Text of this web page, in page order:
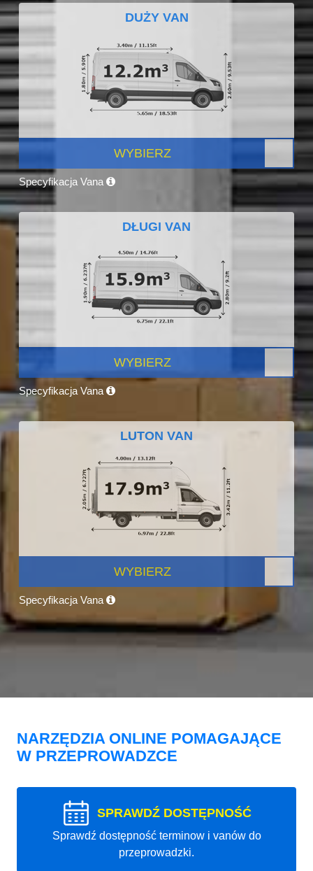
DUŻY VAN
WYBIERZ
Specyfikacja Vana
DŁUGI VAN
WYBIERZ
Specyfikacja Vana
LUTON VAN
WYBIERZ
Specyfikacja Vana
NARZĘDZIA ONLINE POMAGAJĄCE
W PRZEPROWADZCE
SPRAWDŹ DOSTĘPNOŚĆ
Sprawdź dostępność terminow i vanów do
przeprowadzki.